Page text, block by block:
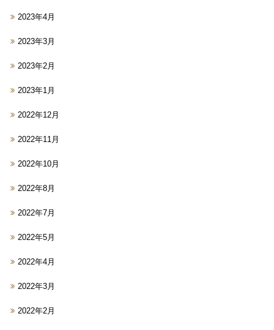
2023年4月
2023年3月
2023年2月
2023年1月
2022年12月
2022年11月
2022年10月
2022年8月
2022年7月
2022年5月
2022年4月
2022年3月
2022年2月